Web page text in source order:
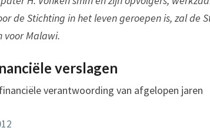
de Stichting in het leven geroepen is, zal de
voor Malawi.
verslagen
verantwoording van afgelopen jaren